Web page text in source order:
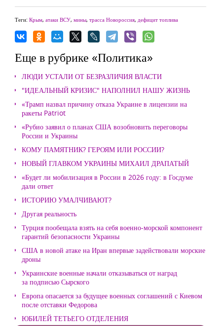
Теги: Крым, атаки ВСУ, мины, трасса Новороссия, дефицит топлива
Еще в рубрике «Политика»
ЛЮДИ УСТАЛИ ОТ БЕЗРАЗЛИЧИЯ ВЛАСТИ
"ИДЕАЛЬНЫЙ КРИЗИС" НАПОЛНИЛ НАШУ ЖИЗНЬ
«Трамп назвал причину отказа Украине в лицензии на
ракеты Patriot
«Рубио заявил о планах США возобновить переговоры
России и Украины
КОМУ ПАМЯТНИК? ГЕРОЯМ ИЛИ РОССИИ?
НОВЫЙ ГЛАВКОМ УКРАИНЫ МИХАИЛ ДРАПАТЫЙ
«Будет ли мобилизация в России в 2026 году: в Госдуме
дали ответ
ИСТОРИЮ УМАЛЧИВАЮТ?
Другая реальность
Турция пообещала взять на себя военно-морской компонент
гарантий безопасности Украины
США в новой атаке на Иран впервые задействовали морские
дроны
Украинские военные начали отказываться от наград
за подписью Сырского
Европа опасается за будущее военных соглашений с Киевом
после отставки Федорова
ЮБИЛЕЙ ТЕТЬЕГО ОТДЕЛЕНИЯ